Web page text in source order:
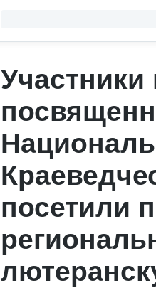
посетили